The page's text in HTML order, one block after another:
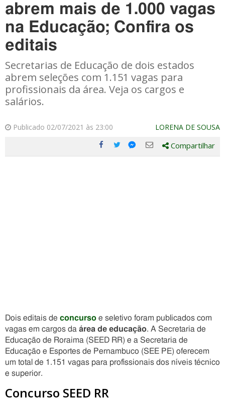
abrem mais de 1.000 vagas
na Educação; Confira os
editais
Secretarias de Educação de dois estados
abrem seleções com 1.151 vagas para
profissionais da área. Veja os cargos e
salários.
Publicado 02/07/2021 às 23:00 LORENA DE SOUSA
Compartilhe
Compartilhe
Compartilhe
Compartilhe
Compartilhar
Dois editais de concurso e seletivo foram publicados com
vagas em cargos da área de educação. A Secretaria de
Educação de Roraima (SEED RR) e a Secretaria de
Educação e Esportes de Pernambuco (SEE PE) oferecem
um total de 1.151 vagas para profissionais dos níveis técnico
e superior.
Concurso SEED RR